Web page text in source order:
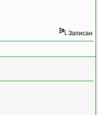
Записан